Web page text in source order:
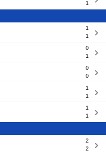
1
1
1
0
1
0
0
1
1
1
1
2
2